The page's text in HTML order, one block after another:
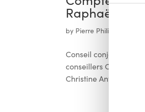
Raphaël Gigi
by Pierre Philippe Balon
Conseil conjoint :
conseillers CPAS de
Christine Antoine,